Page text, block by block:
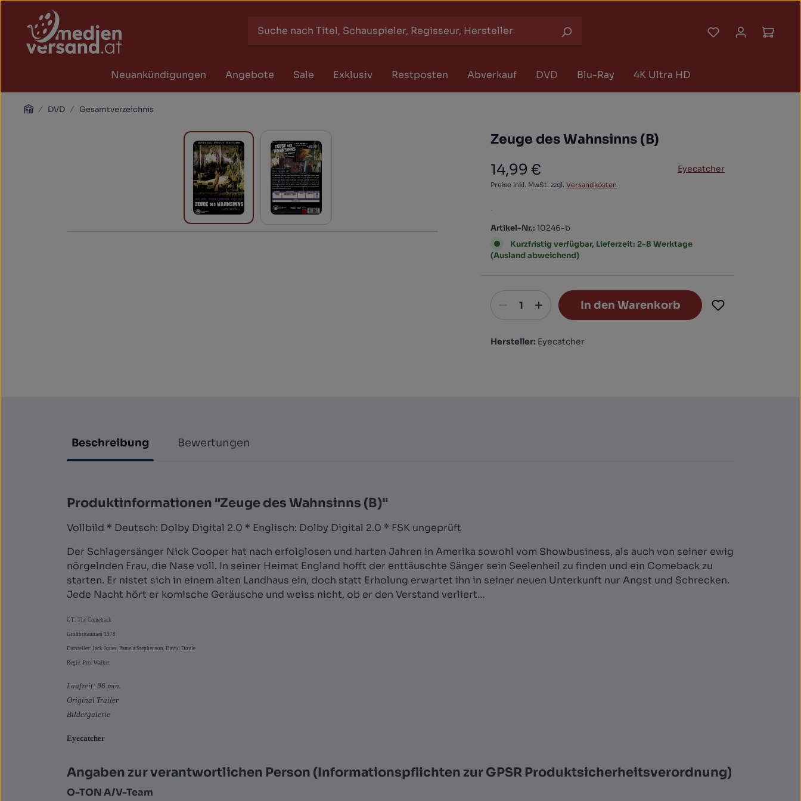
Zum Hauptinhalt springen
Zur Suche springen
Zur Hauptnavigation springen
Du hast 0
Neuankündigungen Angebote Sale Exklusiv Restposten Abverkauf DVD Blu-Ray 4K Ultra HD
HomeDVD Gesamtverzeichnis
Bildergalerie überspringen Zeuge des Wahnsinns (B)
Regulärer Preis:
14,99 €
Preise inkl. MwSt. zzgl.Versandkosten
.
Eyecatcher
Artikel-Nr.:10246-b
Kurzfristig verfügbar, Lieferzeit: 2-8 Werktage
(Ausland abweichend)
In den Warenkorb
Hersteller: Eyecatcher
Beschreibung Bewertungen
Produktinformationen "Zeuge des Wahnsinns (B)"
Vollbild * Deutsch: Dolby Digital 2.0 * Englisch: Dolby Digital 2.0 * FSK ungeprüft
Der Schlagersänger Nick Cooper hat nach erfolglosen und harten Jahren in Amerika sowohl vom Showbusiness, als auch von seiner ewig
nörgelnden Frau, die Nase voll. In seiner Heimat England hofft der enttäuschte Sänger sein Seelenheil zu finden und ein Comeback zu
starten. Er nistet sich in einem alten Landhaus ein, doch statt Erholung erwartet ihn in seiner neuen Unterkunft nur Angst und Schrecken.
Jede Nacht hört er komische Geräusche und weiss nicht, ob er den Verstand verliert…
OT: The Comeback
Großbritannien 1978
Darsteller: Jack Jones, Pamela Stephenson, David Doyle
Regie: Pete Walker
Laufzeit: 96 min.
Original Trailer
Bildergalerie
Eyecatcher
Angaben zur verantwortlichen Person (Informationspflichten zur GPSR Produktsicherheitsverordnung)
O-TON A/V-Team